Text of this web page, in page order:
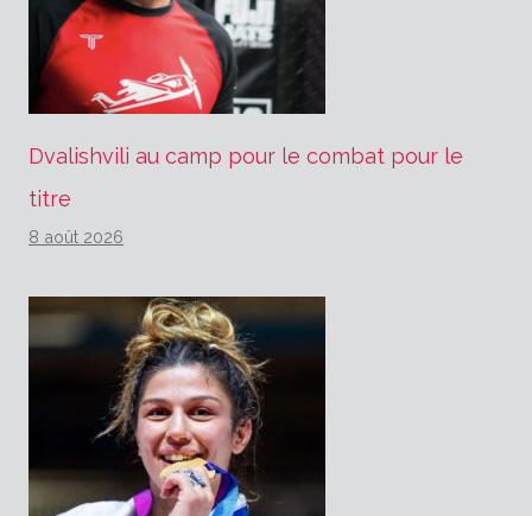
Dvalishvili au camp pour le combat pour le
titre
8 août 2026